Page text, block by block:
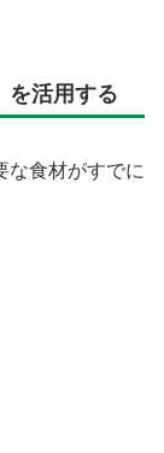
活用する
な食材がすでに